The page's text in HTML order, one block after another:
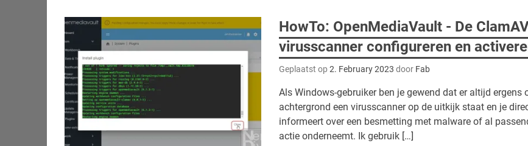
HowTo: OpenMediaVault - De
virusscanner configureren en
Geplaatst op2. February 2023 door Fab
Als Windows-gebruiker ben je gewend dat er altijd ergens
achtergrond een virusscanner op de uitkijk staat en je
informeert over een besmetting met malware of al
actie onderneemt. Ik gebruik […]